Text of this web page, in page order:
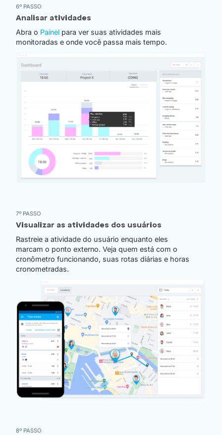
6º PASSO
Analisar atividades
Abra o Painel para ver suas atividades mais
monitoradas e onde você passa mais tempo.
7º PASSO
Visualizar as atividades dos usuários
Rastreie a atividade do usuário enquanto eles
marcam o ponto externo. Veja quem está com o
cronômetro funcionando, suas rotas diárias e horas
cronometradas.
8º PASSO